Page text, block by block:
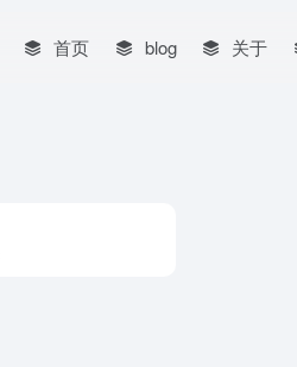
首页 blog 关于